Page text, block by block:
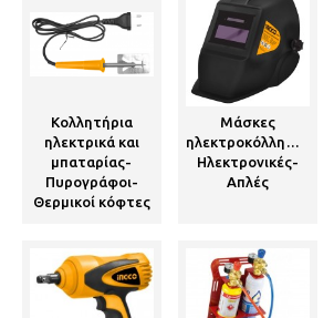
Κολλητήρια
ηλεκτρικά και
μπαταρίας-
Πυρογράφοι-
Θερμικοί κόφτες
Μάσκες
ηλεκτροκόλλησης
Ηλεκτρονικές-
Απλές